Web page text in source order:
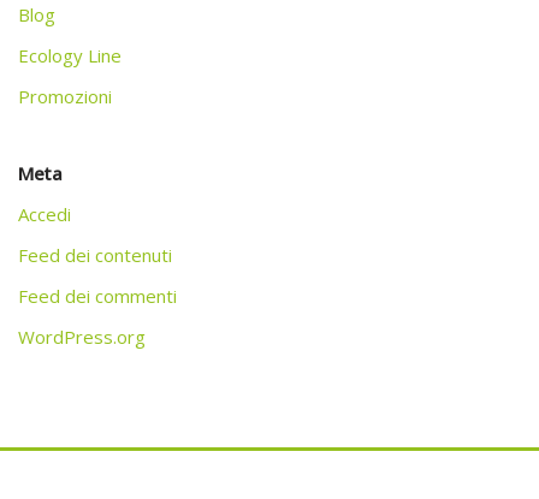
Blog
Ecology Line
Promozioni
Meta
Accedi
Feed dei contenuti
Feed dei commenti
WordPress.org